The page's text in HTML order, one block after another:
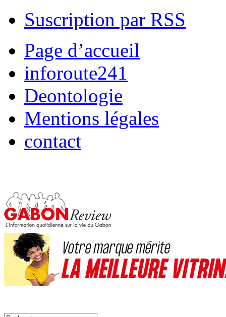
Suscription par RSS
Page d’accueil
inforoute241
Deontologie
Mentions légales
contact